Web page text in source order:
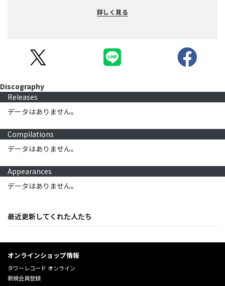
詳しく見る
Discography
Releases
データはありません。
Compilations
データはありません。
Appearances
データはありません。
最近更新してくれた人たち
オンラインショップ情報
タワーレコード オンライン
新規会員登録